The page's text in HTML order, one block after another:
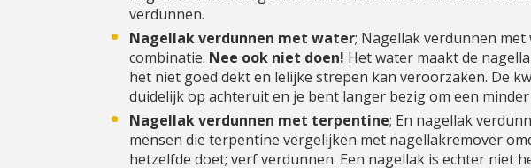
verdunnen.
Nagellak verdunnen met water; Nagellak verdunnen
combinatie. Nee ook niet doen! Het water maakt de
het niet goed dekt en lelijke strepen kan veroorzaken. De
duidelijk op achteruit en je bent langer bezig om een
Nagellak verdunnen met terpentine; En nagellak
mensen die terpentine vergelijken met nagellakremover
hetzelfde doet; verf verdunnen. Een nagellak is echter niet